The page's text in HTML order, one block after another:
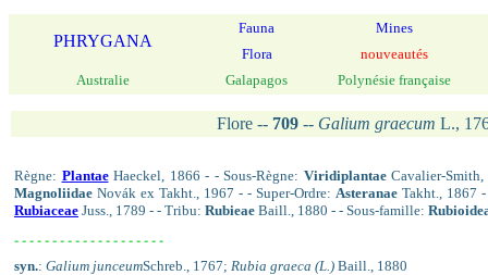
PHRYGANA
Fauna
Mines
Flora
nouveautés
Australie
Galapagos Polynésie française
Flore -- 709-- Galium graecum L.,
Règne: PlantaeHaeckel, 1866 - - Sous-Règne: ViridiplantaeCavalier-
Magnoliidae Novák ex Takht., 1967 - - Super-Ordre: AsteranaeTakht., 1867
Rubiaceae Juss., 1789 - - Tribu: Rubieae Baill., 1880 - - Sous-famille:
- - - - - - - - - - - - - - - - - - - -
syn.: Galium junceumSchreb., 1767; Rubia graeca (L.) Baill., 1880